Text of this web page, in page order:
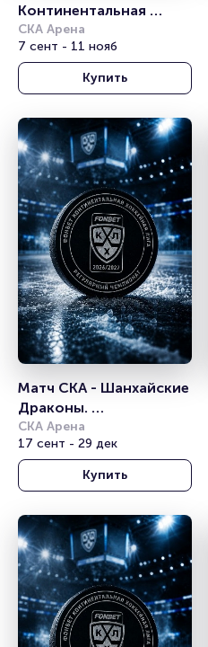
Континентальная
хоккейная лига
СКА Арена
7 сент - 11 нояб
Купить
Матч СКА - Шанхайские
Драконы.
Континентальная
хоккейная лига
СКА Арена
17 сент - 29 дек
Купить